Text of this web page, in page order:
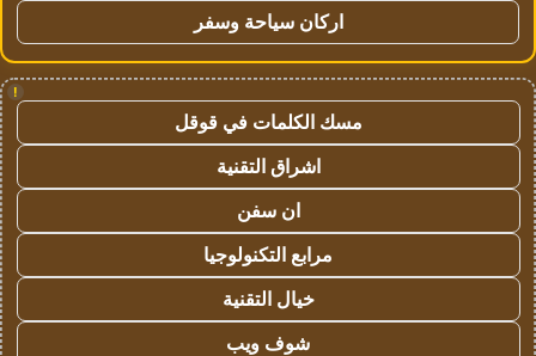
اركان سياحة وسفر
!
مسك الكلمات في قوقل
اشراق التقنية
ان سفن
مرابع التكنولوجيا
خيال التقنية
شوف ويب